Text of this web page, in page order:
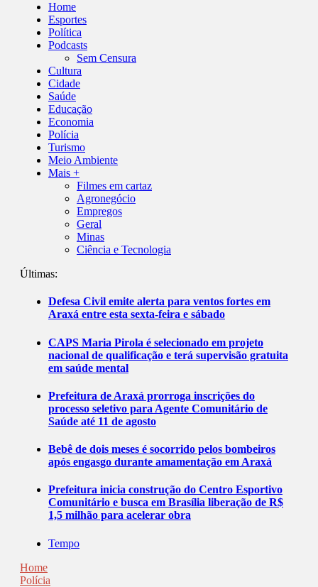
Home
Esportes
Política
Podcasts
Sem Censura
Cultura
Cidade
Saúde
Educação
Economia
Polícia
Turismo
Meio Ambiente
Mais +
Filmes em cartaz
Agronegócio
Empregos
Geral
Minas
Ciência e Tecnologia
Últimas:
Defesa Civil emite alerta para ventos fortes em
Araxá entre esta sexta-feira e sábado
CAPS Maria Pirola é selecionado em projeto
nacional de qualificação e terá supervisão gratuita
em saúde mental
Prefeitura de Araxá prorroga inscrições do
processo seletivo para Agente Comunitário de
Saúde até 11 de agosto
Bebê de dois meses é socorrido pelos bombeiros
após engasgo durante amamentação em Araxá
Prefeitura inicia construção do Centro Esportivo
Comunitário e busca em Brasília liberação de R$
1,5 milhão para acelerar obra
Tempo
Home
Polícia